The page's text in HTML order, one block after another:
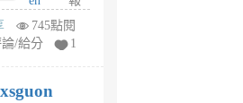
A
V
個
ld
gy
個
745點閱
/給分
1